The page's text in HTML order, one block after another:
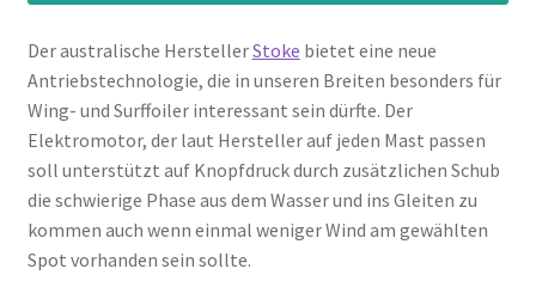
Der australische HerstellerStoke bietet eine neue
Antriebstechnologie, die in unseren Breiten besonders für
Wing- und Surffoiler interessant sein dürfte. Der
Elektromotor, der laut Hersteller auf jeden Mast passen
soll unterstützt auf Knopfdruck durch zusätzlichen Schub
die schwierige Phase aus dem Wasser und ins Gleiten zu
kommen auch wenn einmal weniger Wind am gewählten
Spot vorhanden sein sollte.